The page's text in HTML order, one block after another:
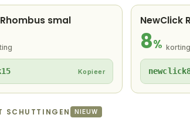
smal
Kopieer
NewClick
8% korting
SCHUTTINGEN NIEUW
NewDeck
Samples NewDeck Vlonderplank